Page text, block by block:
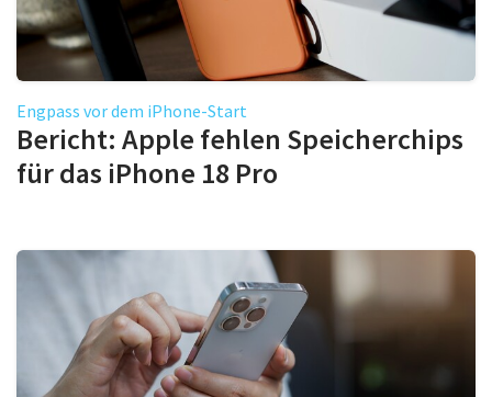
Engpass vor dem iPhone-Start
Bericht: Apple fehlen Speicherchips
für das iPhone 18 Pro